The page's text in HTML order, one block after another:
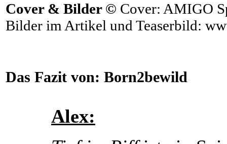
Cover & Bilder © Cover: AMIGO
Bilder im Artikel und Teaserbild:
Das Fazit von: Born2bewild
Alex: